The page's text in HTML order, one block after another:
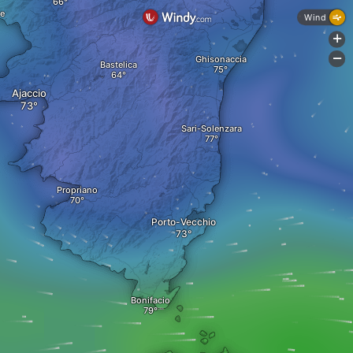
Bonifacio
Sari-Solenzara
Ghisonaccia
Porto-Vecchio
Bastelica
Ajaccio
Propriano
Wind
+
-